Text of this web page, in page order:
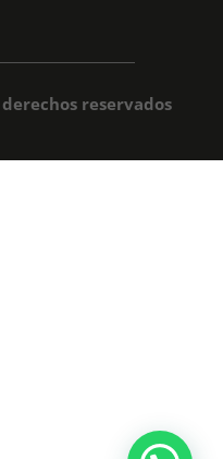
reservados